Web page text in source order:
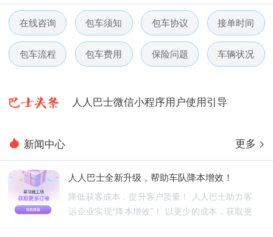
在线咨询 包车须知 包车协议 接单时间
包车流程 包车费用 保险问题 车辆状况
人人巴士春节放假通知-杭州包车网
人人巴士电话包车5月数据榜
人人巴士微信小程序用户使用引导
人人巴士五一放假通知-杭州包车网
人人巴士春节放假通知-杭州包车网
新闻中心 更多 >
人人巴士全新升级，帮助车队降本增效！
降低获客成本，提升客户质量！ 人人巴士助力客
运企业实现“降本增效”！ 以更少的成本，获取更